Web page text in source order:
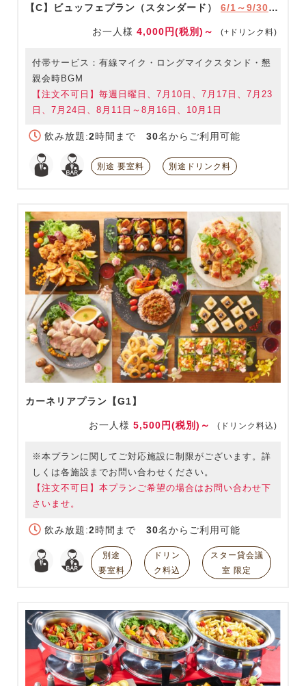
【C】ビュッフェプラン（スタンダード） 6/1～9/30限定
お一人様 4,000円(税別)～ (+ドリンク料)
付帯サービス：有線マイク・ロングマイクスタンド・懇
親会時BGM
【注文不可日】毎週日曜日、7月10日、7月17日、7月23
日、7月24日、8月11日～8月16日、10月1日
飲み放題:2時間まで 30名からご利用可能
別途 要室料 別途ドリンク料
カーネリアプラン【G1】
お一人様 5,500円(税別)～ (ドリンク料込)
※本プランに関してご対応施設に制限がございます。詳
しくは各施設までお問い合わせください。
【注文不可日】本プランご希望の場合はお問い合わせ下
さいませ。
飲み放題:2時間まで 30名からご利用可能
別途
要室料
ドリン
ク料込
スター貸会議
室 限定